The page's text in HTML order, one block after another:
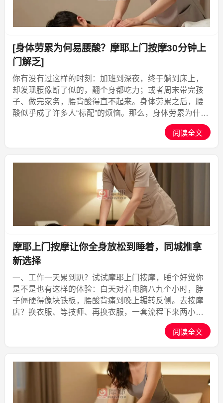
[身体劳累为何易腰酸？摩耶上门按摩30分钟上
门解乏]
你有没有过这样的时刻：加班到深夜，终于躺到床上，
却发现腰像断了似的，翻个身都吃力；或者周末带完孩
子、做完家务，腰背酸得直不起来。身体劳累之后，腰
酸似乎成了许多人“标配”的烦恼。那么，身体劳累为什么
容易腰酸？这背后其实藏着肌肉、经络和脏腑的多重联
系。想要真正缓解腰酸，不能只靠硬扛，更需要一次专
阅读全文
摩耶上门按摩让你全身放松到睡着，同城推拿
新选择
一、工作一天累到趴？试试摩耶上门按摩，睡个好觉你
是不是也有这样的体验：白天对着电脑八九个小时，脖
子僵硬得像块铁板，腰酸背痛到晚上辗转反侧。去按摩
店？换衣服、等技师、再换衣服，一套流程下来两小时
没了，到家更累。现在好了，摩耶上门按摩APP把专业
技师直接送到你家里、办公室、酒店，最快30分钟上
阅读全文